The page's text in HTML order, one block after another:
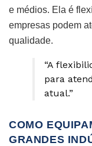
e médios. Ela é
empresas podem
qualidade.
“A
para
atual.”
COMO
GRANDES